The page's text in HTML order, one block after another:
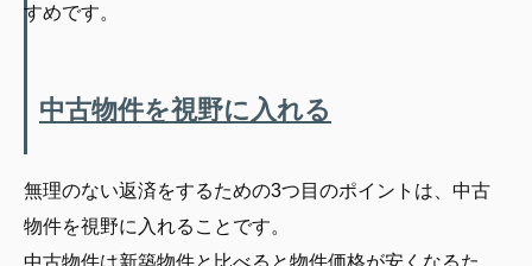
すめです。
中古物件を視野に入れる
無理のない返済をするための3つ目のポイントは、中古
物件を視野に入れることです。
中古物件は新築物件と比べると物件価格が安くなるた